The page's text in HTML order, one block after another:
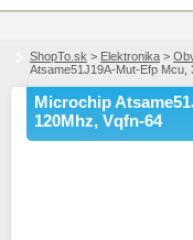
ShopTo.sk > Elektronika >
Atsame51J19A-Mut-Efp Mcu,
Microchip
120Mhz, Vqfn-64